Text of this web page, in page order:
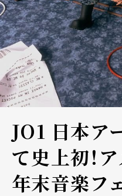
JO1 日本ア
て史上初！
年末音楽フ